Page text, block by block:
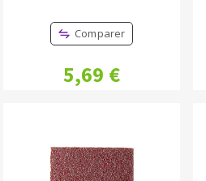
Comparer
5,69 €